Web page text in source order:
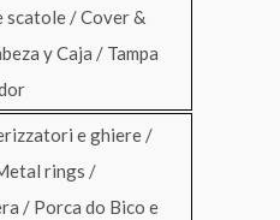
scatole / Cover &
y Caja / Tampa
e ghiere /
rings /
/ Porca do Bico e